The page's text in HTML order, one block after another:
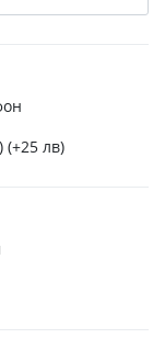
фон
(+25 лв)